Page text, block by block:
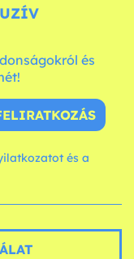
és
és a